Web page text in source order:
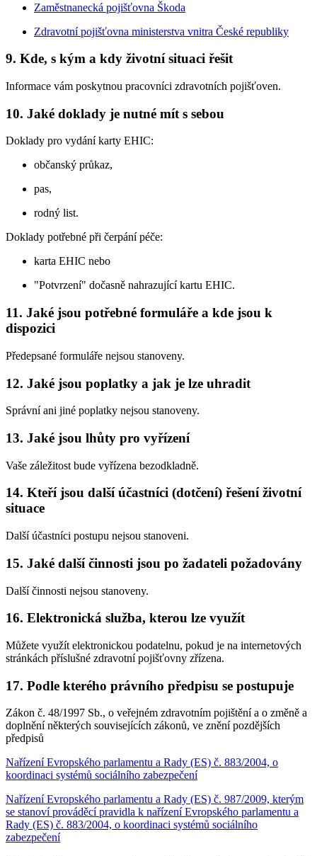
Zaměstnanecká pojišťovna Škoda
Zdravotní pojišťovna ministerstva vnitra České republiky
9. Kde, s kým a kdy životní situaci řešit
Informace vám poskytnou pracovníci zdravotních pojišťoven.
10. Jaké doklady je nutné mít s sebou
Doklady pro vydání karty EHIC:
občanský průkaz,
pas,
rodný list.
Doklady potřebné při čerpání péče:
karta EHIC nebo
"Potvrzení" dočasně nahrazující kartu EHIC.
11. Jaké jsou potřebné formuláře a kde jsou k
dispozici
Předepsané formuláře nejsou stanoveny.
12. Jaké jsou poplatky a jak je lze uhradit
Správní ani jiné poplatky nejsou stanoveny.
13. Jaké jsou lhůty pro vyřízení
Vaše záležitost bude vyřízena bezodkladně.
14. Kteří jsou další účastníci (dotčení) řešení životní
situace
Další účastníci postupu nejsou stanoveni.
15. Jaké další činnosti jsou po žadateli požadovány
Další činnosti nejsou stanoveny.
16. Elektronická služba, kterou lze využít
Můžete využít elektronickou podatelnu, pokud je na internetových
stránkách příslušné zdravotní pojišťovny zřízena.
17. Podle kterého právního předpisu se postupuje
Zákon č. 48/1997 Sb., o veřejném zdravotním pojištění a o změně a
doplnění některých souvisejících zákonů, ve znění pozdějších
předpisů
Nařízení Evropského parlamentu a Rady (ES) č. 883/2004, o
koordinaci systémů sociálního zabezpečení
Nařízení Evropského parlamentu a Rady (ES) č. 987/2009, kterým
se stanoví prováděcí pravidla k nařízení Evropského parlamentu a
Rady (ES) č. 883/2004, o koordinaci systémů sociálního
zabezpečení